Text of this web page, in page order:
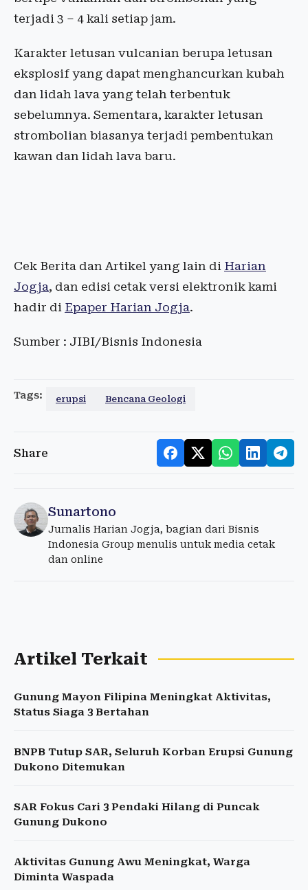
terjadi 3 – 4 kali setiap jam.
Karakter letusan vulcanian berupa letusan
eksplosif yang dapat menghancurkan kubah
dan lidah lava yang telah terbentuk
sebelumnya. Sementara, karakter letusan
strombolian biasanya terjadi pembentukan
kawan dan lidah lava baru.
Cek Berita dan Artikel yang lain di Harian
Jogja, dan edisi cetak versi elektronik kami
hadir di Epaper Harian Jogja.
Sumber : JIBI/Bisnis Indonesia
Tags: erupsi Bencana Geologi
Share
Sunartono
Jurnalis Harian Jogja, bagian dari Bisnis
Indonesia Group menulis untuk media cetak
dan online
Artikel Terkait
Gunung Mayon Filipina Meningkat Aktivitas,
Status Siaga 3 Bertahan
BNPB Tutup SAR, Seluruh Korban Erupsi Gunung
Dukono Ditemukan
SAR Fokus Cari 3 Pendaki Hilang di Puncak
Gunung Dukono
Aktivitas Gunung Awu Meningkat, Warga
Diminta Waspada